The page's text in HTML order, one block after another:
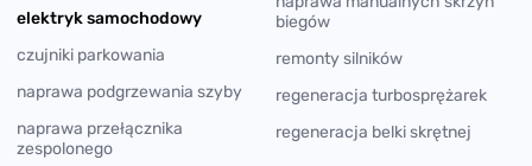
elektryk samochodowy
czujniki parkowania
naprawa podgrzewania szyby
naprawa przełącznika
zespolonego
biegów
remonty silników
regeneracja turbosprężarek
regeneracja belki skrętnej